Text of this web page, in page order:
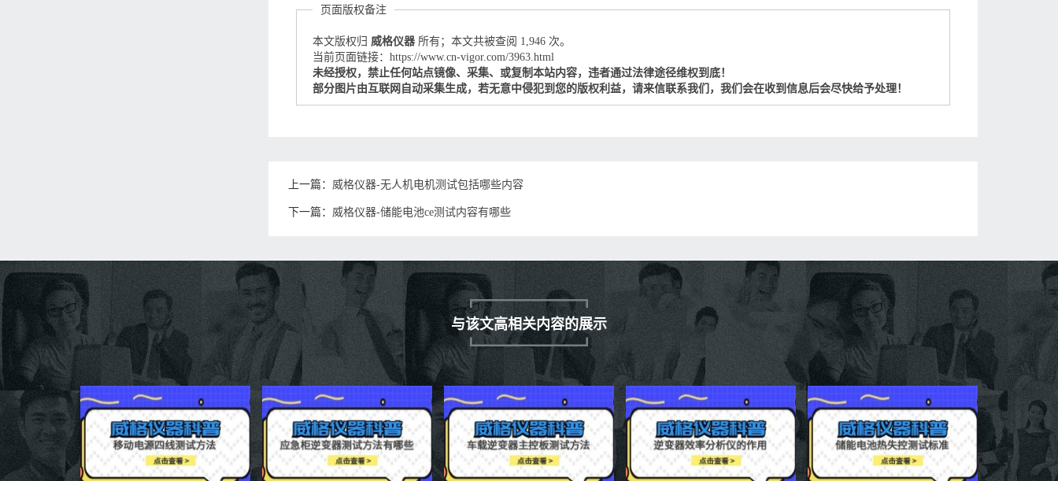
页面版权备注
本文版权归 威格仪器 所有；本文共被查阅 1,946 次。
当前页面链接：https://www.cn-vigor.com/3963.html
未经授权，禁止任何站点镜像、采集、或复制本站内容，违者通过法律途径维权到底！
部分图片由互联网自动采集生成，若无意中侵犯到您的版权利益，请来信联系我们，我们会在收到信息后会尽快给予处理！
上一篇： 威格仪器-无人机电机测试包括哪些内容
下一篇： 威格仪器-储能电池ce测试内容有哪些
与该文高相关内容的展示